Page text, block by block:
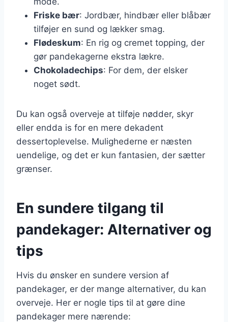
Friske bær: Jordbær, hindbær eller blåbær
tilføjer en sund og lækker smag.
Flødeskum: En rig og cremet topping, der
gør pandekagerne ekstra lækre.
Chokoladechips: For dem, der elsker
noget sødt.
Du kan også overveje at tilføje nødder, skyr
eller endda is for en mere dekadent
dessertoplevelse. Mulighederne er næsten
uendelige, og det er kun fantasien, der sætter
grænser.
En sundere tilgang til
pandekager: Alternativer og
tips
Hvis du ønsker en sundere version af
pandekager, er der mange alternativer, du kan
overveje. Her er nogle tips til at gøre dine
pandekager mere nærende: